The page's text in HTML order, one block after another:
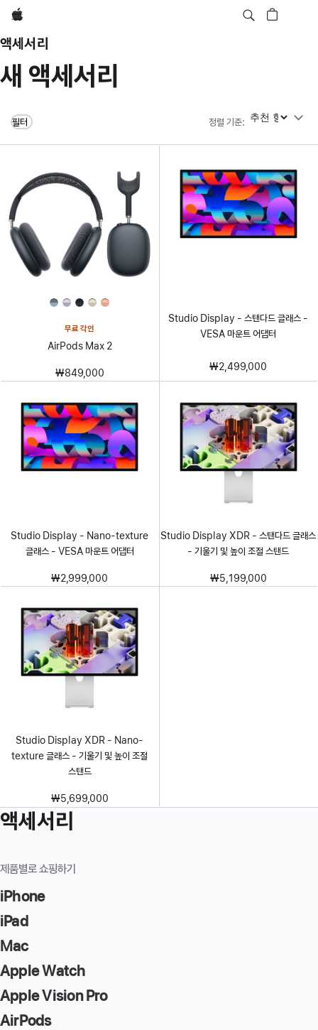
Apple
액세서리
새 액세서리
필터 정렬 기준: 정렬 기준
무료 각인
AirPods Max 2
₩849,000
Studio Display - 스탠다드 글래스 -
VESA 마운트 어댑터
₩2,499,000
Studio Display - Nano-texture
글래스 - VESA 마운트 어댑터
₩2,999,000
Studio Display XDR - 스탠다드 글래스
- 기울기 및 높이 조절 스탠드
₩5,199,000
Studio Display XDR - Nano-
texture 글래스 - 기울기 및 높이 조절
스탠드
₩5,699,000
액세서리
제품별로 쇼핑하기
iPhone
iPad
Mac
Apple Watch
Apple Vision Pro
AirPods